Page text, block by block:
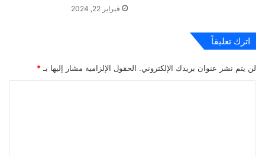
فبراير 22, 2024
اترك تعليقاً
لن يتم نشر عنوان بريدك الإلكتروني. الحقول الإلزامية مشار إليها بـ *